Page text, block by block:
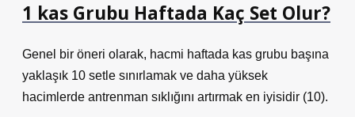
1 kas Grubu Haftada Kaç Set Olur?
Genel bir öneri olarak, hacmi haftada kas grubu başına
yaklaşık 10 setle sınırlamak ve daha yüksek
hacimlerde antrenman sıklığını artırmak en iyisidir (10).